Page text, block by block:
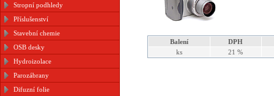
Stropní podhledy
Příslušenství
Stavební chemie
OSB desky
Hydroizolace
Parozábrany
Difuzní folie
Balení
DPH
ks
21 %